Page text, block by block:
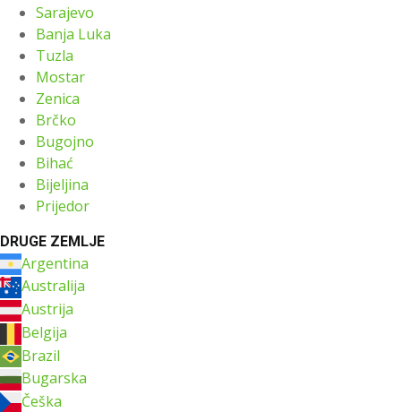
Sarajevo
Banja Luka
Tuzla
Mostar
Zenica
Brčko
Bugojno
Bihać
Bijeljina
Prijedor
DRUGE ZEMLJE
Argentina
Australija
Austrija
Belgija
Brazil
Bugarska
Češka